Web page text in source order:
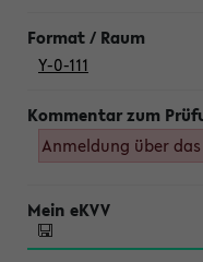
Y-0-111
Anmeldung über das